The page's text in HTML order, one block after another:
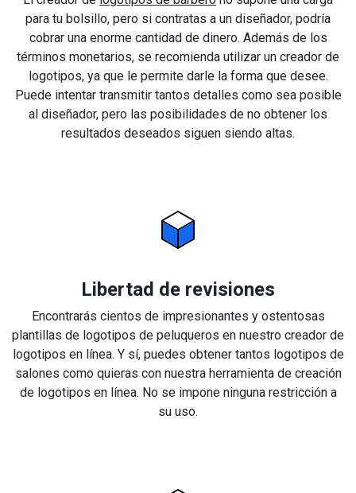
para tu bolsillo, pero si contratas a un diseñador, podría
cobrar una enorme cantidad de dinero. Además de los
términos monetarios, se recomienda utilizar un creador de
logotipos, ya que le permite darle la forma que desee.
Puede intentar transmitir tantos detalles como sea posible
al diseñador, pero las posibilidades de no obtener los
resultados deseados siguen siendo altas.
Libertad de revisiones
Encontrarás cientos de impresionantes y ostentosas
plantillas de logotipos de peluqueros en nuestro creador de
logotipos en línea. Y sí, puedes obtener tantos logotipos de
salones como quieras con nuestra herramienta de creación
de logotipos en línea. No se impone ninguna restricción a
su uso.